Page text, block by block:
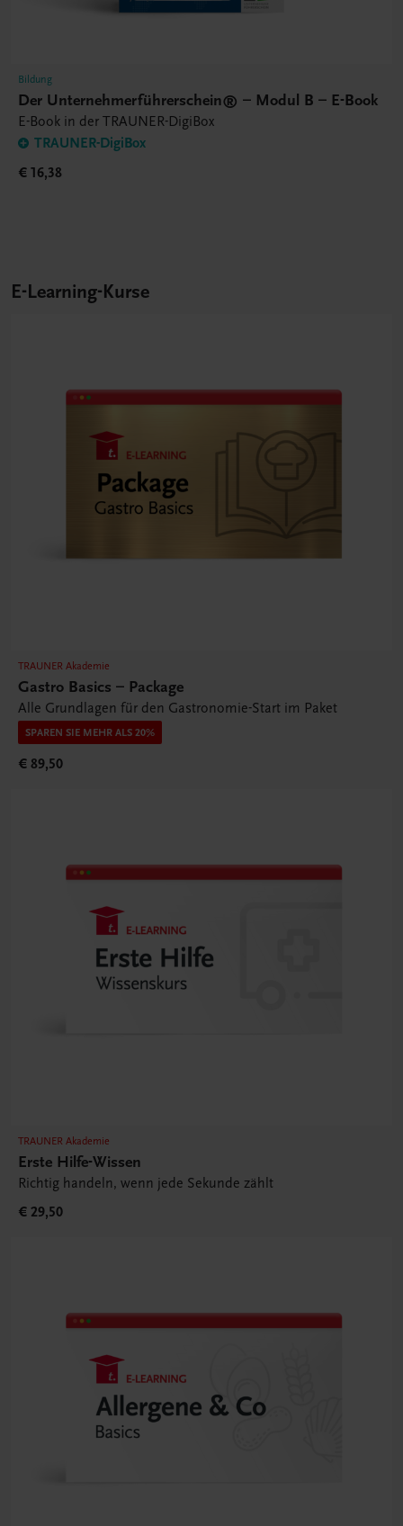
Bildung
Der Unternehmerführerschein® – Modul B – E-Book
E-Book in der TRAUNER-DigiBox
TRAUNER-DigiBox
€ 16,38
E-Learning-Kurse
TRAUNER Akademie
Gastro Basics – Package
Alle Grundlagen für den Gastronomie-Start im Paket
SPAREN SIE MEHR ALS 20%
€ 89,50
TRAUNER Akademie
Erste Hilfe-Wissen
Richtig handeln, wenn jede Sekunde zählt
€ 29,50